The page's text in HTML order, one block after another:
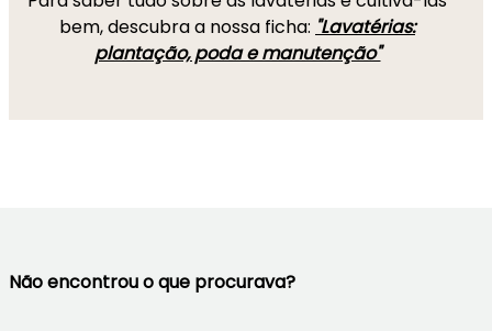
bem, descubra a nossa ficha: "Lavatérias:
plantação, poda e manutenção"
Não encontrou o que procurava?